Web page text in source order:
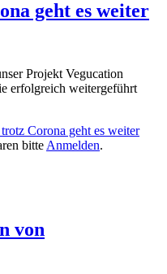
geht es weiter
Projekt Vegucation
erfolgreich weitergeführt
Corona geht es weiter
bitteAnmelden.
von